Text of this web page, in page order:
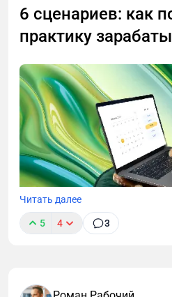
6 сценариев: как
практику
Вы когда-нибудь
«личных проработках», а в
Читать далее
5 4 3